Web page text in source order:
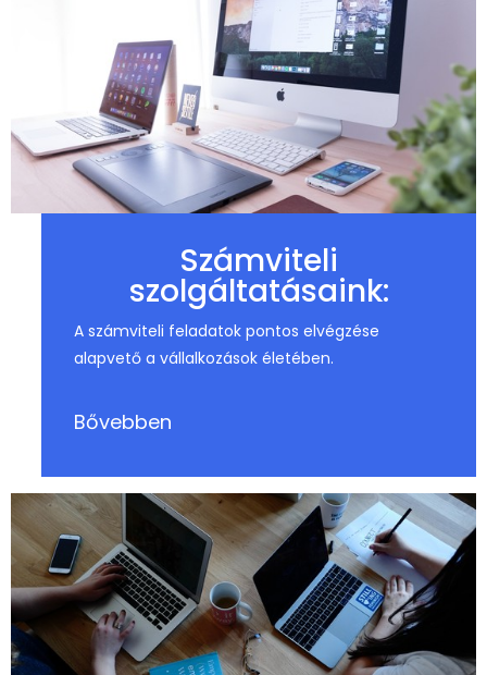
Számviteli
szolgáltatásaink:
A számviteli feladatok pontos elvégzése
alapvető a vállalkozások életében.
Bővebben